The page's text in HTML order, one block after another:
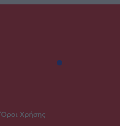
Όροι Χρήσης